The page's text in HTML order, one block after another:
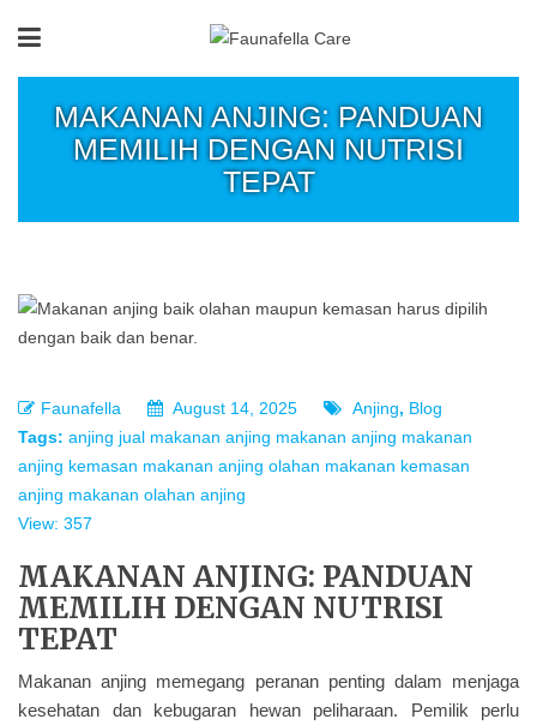
MAKANAN ANJING: PANDUAN
MEMILIH DENGAN NUTRISI
TEPAT
Faunafella August 14, 2025 Anjing, Blog
Tags: anjing jual makanan anjing makanan anjing makanan
anjing kemasan makanan anjing olahan makanan kemasan
anjing makanan olahan anjing
View: 357
MAKANAN ANJING: PANDUAN
MEMILIH DENGAN NUTRISI
TEPAT
Makanan anjing memegang peranan penting dalam menjaga
kesehatan dan kebugaran hewan peliharaan. Pemilik perlu